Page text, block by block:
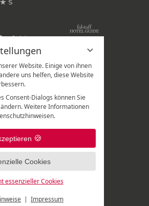
Website. Einige von ihnen
uns helfen, diese Website
Consent-Dialogs können Sie
Weitere Informationen
Cookies
essenzieller Cookies
Impressum
820
|
67 82 - 507
699